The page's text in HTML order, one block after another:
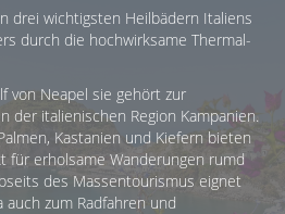
drei wichtigsten Heilbädern Italiens
durch die hochwirksame Thermal-
von Neapel sie gehört zur
der italienischen Region Kampanien.
Kastanien und Kiefern bieten
für erholsame Wanderungen rumd
des Massentourismus eignet
zum Radfahren und